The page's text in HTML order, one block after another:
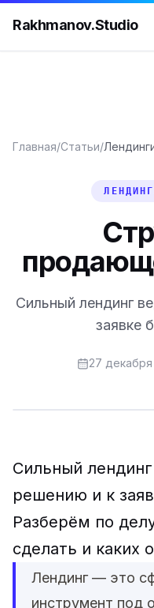
Rakhmanov.Studio
Главная/Статьи/
Сильный лендинг
заявке
27 декабря
Сильный
решению и к
Разберём по
сделать и каких
Лендинг — это
инструмент под